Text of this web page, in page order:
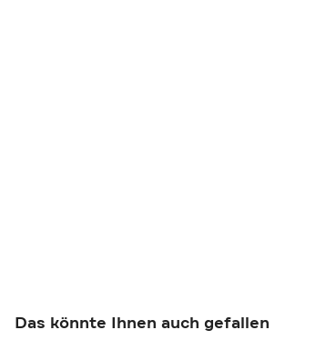
Das könnte Ihnen auch gefallen